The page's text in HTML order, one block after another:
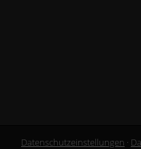
Datenschutzeinstellungen ·